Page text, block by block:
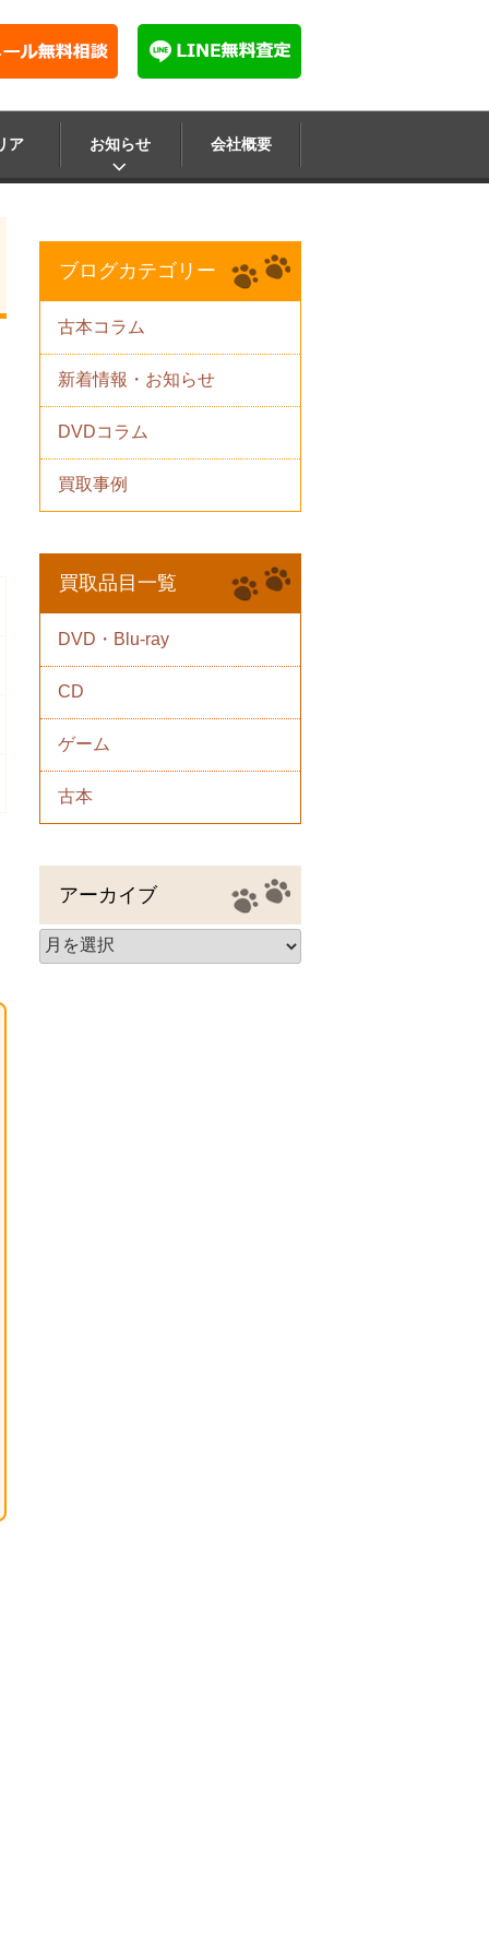
ア お知らせ 会社概要
ブログカテゴリー
古本コラム
新着情報・お知らせ
DVDコラム
買取事例
買取品目一覧
DVD・Blu-ray
CD
ゲーム
古本
アーカイブ